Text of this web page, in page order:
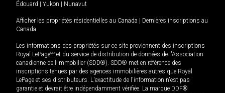
Édouard
Yukon Nunavut
Afficher les propriétés résidentielles au Canada
Dernières inscriptions au
Canada
Les informations des propriétés sur ce site proviennent des inscriptions
Royal LePageMD et du service de distribution de données de l'Association
canadienne de l’immobilier (SDD®). SDD® met en référence des
inscriptions tenues par des agences immobilières autres que Royal
LePage et ses distributeurs. L'exactitude de l'information n'est pas
garantie et devrait être indépendamment vérifiée. La marque DDF®